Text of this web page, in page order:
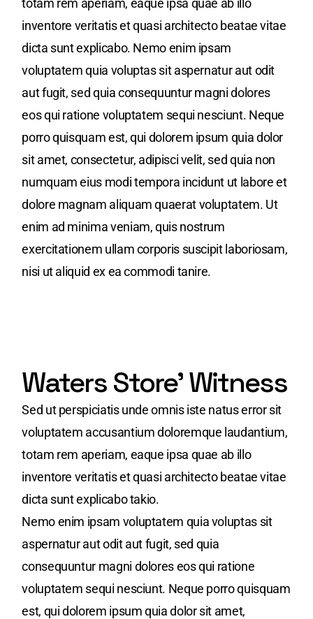
totam rem aperiam, eaque ipsa quae ab illo
inventore veritatis et quasi architecto beatae vitae
dicta sunt explicabo. Nemo enim ipsam
voluptatem quia voluptas sit aspernatur aut odit
aut fugit, sed quia consequuntur magni dolores
eos qui ratione voluptatem sequi nesciunt. Neque
porro quisquam est, qui dolorem ipsum quia dolor
sit amet, consectetur, adipisci velit, sed quia non
numquam eius modi tempora incidunt ut labore et
dolore magnam aliquam quaerat voluptatem. Ut
enim ad minima veniam, quis nostrum
exercitationem ullam corporis suscipit laboriosam,
nisi ut aliquid ex ea commodi tanire.
Waters Store' Witness
Sed ut perspiciatis unde omnis iste natus error sit
voluptatem accusantium doloremque laudantium,
totam rem aperiam, eaque ipsa quae ab illo
inventore veritatis et quasi architecto beatae vitae
dicta sunt explicabo takio.
Nemo enim ipsam voluptatem quia voluptas sit
aspernatur aut odit aut fugit, sed quia
consequuntur magni dolores eos qui ratione
voluptatem sequi nesciunt. Neque porro quisquam
est, qui dolorem ipsum quia dolor sit amet,